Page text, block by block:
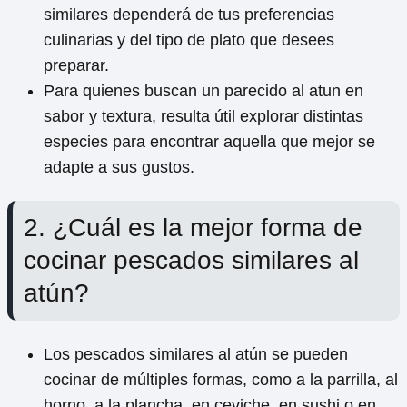
similares dependerá de tus preferencias
culinarias y del tipo de plato que desees
preparar.
Para quienes buscan un parecido al atun en
sabor y textura, resulta útil explorar distintas
especies para encontrar aquella que mejor se
adapte a sus gustos.
2. ¿Cuál es la mejor forma de
cocinar pescados similares al
atún?
Los pescados similares al atún se pueden
cocinar de múltiples formas, como a la parrilla, al